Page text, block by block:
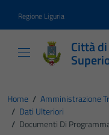
Regione Liguria
Città
Home / Amministrazione
/ Dati Ulteriori
/ Documenti Di